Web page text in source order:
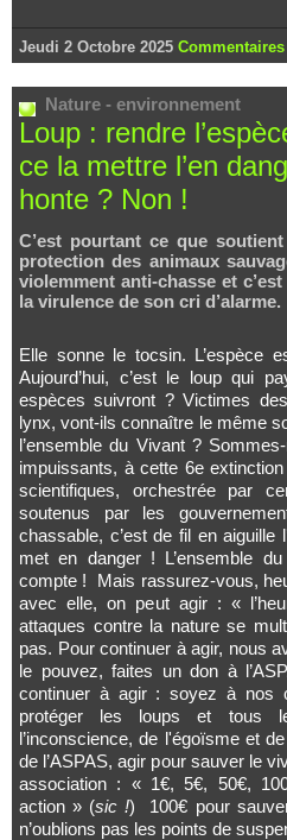
Jeudi 2 Octobre 2025 Commentaires
Nature - environnement
Loup : rendre
ce la mettre l’en
honte ? Non !
C’est pourtant ce que soutient
protection des animaux
violemment anti-chasse et
la virulence de son cri d’alarme.
Elle sonne le tocsin. L’espèce
Aujourd’hui, c’est le loup qui
espèces suivront ? Victimes
lynx, vont-ils connaître le même
l’ensemble du Vivant ?
impuissants, à cette 6e
scientifiques, orchestrée par
soutenus par les
chassable, c’est de fil en aiguille
met en danger ! L’ensemble
compte ! Mais rassurez-vous,
avec elle, on peut agir : «
attaques contre la nature se
pas. Pour continuer à agir, nous
le pouvez, faites un don à
continuer à agir : soyez à nos
protéger les loups et tous
l’inconscience, de l'égoïsme et
de l’ASPAS, agir pour sauver le
association : « 1€, 5€, 50€,
action » (sic !) 100€ pour
n’oublions pas les points de